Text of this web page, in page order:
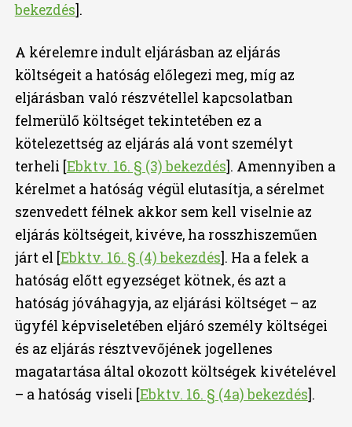
bekezdés].
A kérelemre indult eljárásban az eljárás
költségeit a hatóság előlegezi meg, míg az
eljárásban való részvétellel kapcsolatban
felmerülő költséget tekintetében ez a
kötelezettség az eljárás alá vont személyt
terheli [Ebktv. 16. § (3) bekezdés]. Amennyiben a
kérelmet a hatóság végül elutasítja, a sérelmet
szenvedett félnek akkor sem kell viselnie az
eljárás költségeit, kivéve, ha rosszhiszeműen
járt el [Ebktv. 16. § (4) bekezdés]. Ha a felek a
hatóság előtt egyezséget kötnek, és azt a
hatóság jóváhagyja, az eljárási költséget – az
ügyfél képviseletében eljáró személy költségei
és az eljárás résztvevőjének jogellenes
magatartása által okozott költségek kivételével
– a hatóság viseli [Ebktv. 16. § (4a) bekezdés].